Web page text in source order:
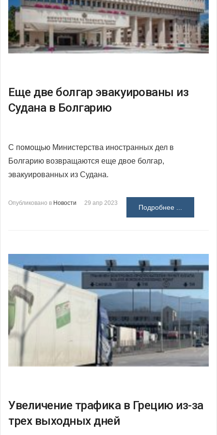
Еще две болгар эвакуированы из
Судана в Болгарию
С помощью Министерства иностранных дел в
Болгарию возвращаются еще двое болгар,
эвакуированных из Судана.
Опубликовано в Новости 29 апр 2023
Подробнее ...
Увеличение трафика в Грецию из-за
трех выходных дней